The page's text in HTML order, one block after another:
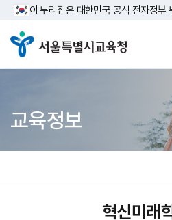
주메뉴바로
본문바로
이 누리집은 대한민국 공식 전자정부
교육정보
혁신미래